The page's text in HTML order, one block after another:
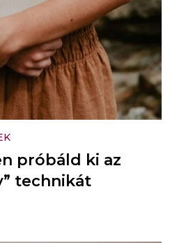
próbáld ki az
technikát